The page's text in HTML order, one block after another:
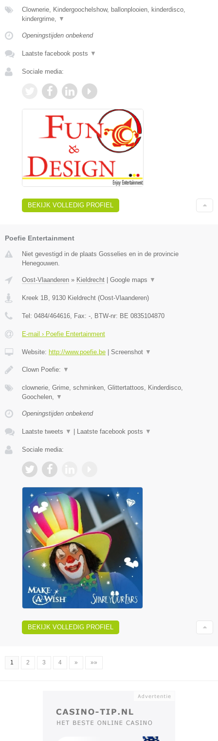
Clownerie, Kindergoochelshow, ballonplooien, kinderdisco,
kindergrime,
▼
Openingstijden onbekend
Laatste facebook posts ▼
Sociale media:
BEKIJK VOLLEDIG PROFIEL
Poefie Entertainment
Niet gevestigd in de plaats Gosselies en in de provincie
Henegouwen.
Oost-Vlaanderen » Kieldrecht Google maps ▼
Kreek 1B, 9130 Kieldrecht (Oost-Vlaanderen)
Tel: 0484/464616, Fax: -, BTW-nr: BE 0835104870
E-mail › Poefie Entertainment
Website: http://www.poefie.be Screenshot ▼
Clown Poefie: ▼
clownerie, Grime, schminken, Glittertattoos, Kinderdisco,
Goochelen, ▼
Openingstijden onbekend
Laatste tweets ▼ Laatste facebook posts ▼
Sociale media:
BEKIJK VOLLEDIG PROFIEL
1 2 3 4 » »»